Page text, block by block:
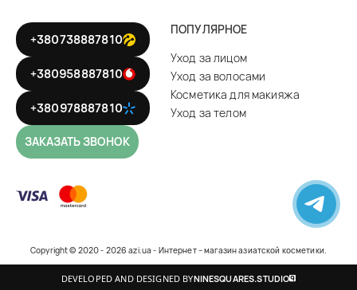
+380738887810
+380958887810
+380978887810
ЗАКАЗАТЬ ЗВОНОК
ПОПУЛЯРНОЕ
Уход за лицом
Уход за волосами
Косметика для макияжа
Уход за телом
Copyright © 2020 - 2026 azi.ua - Интернет – магазин азиатской косметики.
DEVELOPED AND DESIGNED BYNINESQUARES.STUDIO